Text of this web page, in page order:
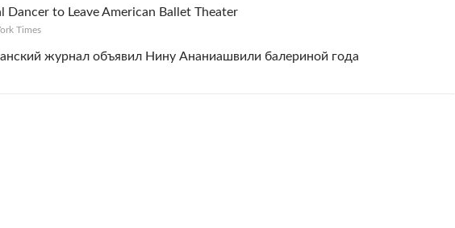
Dancer to Leave American Ballet Theater
Times
журнал объявил Нину Ананиашвили балериной года